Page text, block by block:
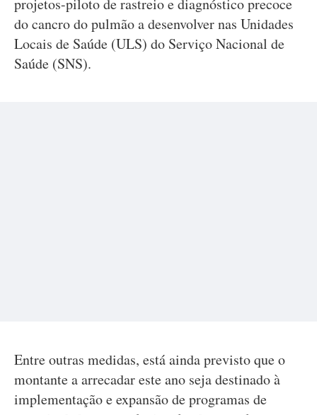
projetos-piloto de rastreio e diagnóstico precoce
do cancro do pulmão a desenvolver nas Unidades
Locais de Saúde (ULS) do Serviço Nacional de
Saúde (SNS).
Entre outras medidas, está ainda previsto que o
montante a arrecadar este ano seja destinado à
implementação e expansão de programas de